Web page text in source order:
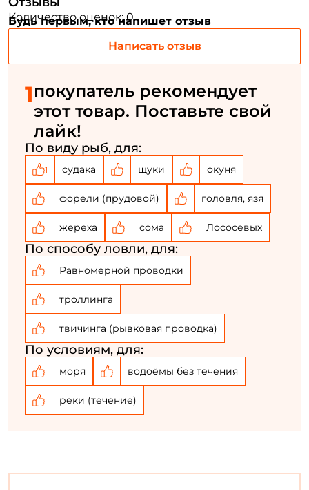
Количество оценок: 0
Будь первым, кто напишет отзыв
Написать отзыв
1покупатель рекомендует
этот товар. Поставьте свой
лайк!
По виду рыб, для:
1 судака щуки окуня
форели (прудовой) головля, язя
жереха сома Лососевых
По способу ловли, для:
Равномерной проводки
троллинга
твичинга (рывковая проводка)
По условиям, для:
моря водоёмы без течения
реки (течение)
Создать аккаунт
ФИО: *
Email: *
Номер телефона: *
Придумайте пароль: *
Повторите пароль: *
Заполняя данную форму вы соглашаетесь на обработку
персональных данных
Создать аккаунт
У меня уже есть аккаунт